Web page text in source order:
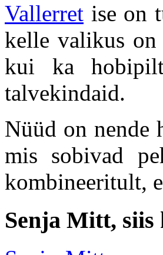
Vallerret ise on
kelle valikus on
kui ka
talvekindaid.
Nüüd on nende
mis sobivad
kombineeritult,
Senja Mitt, siis